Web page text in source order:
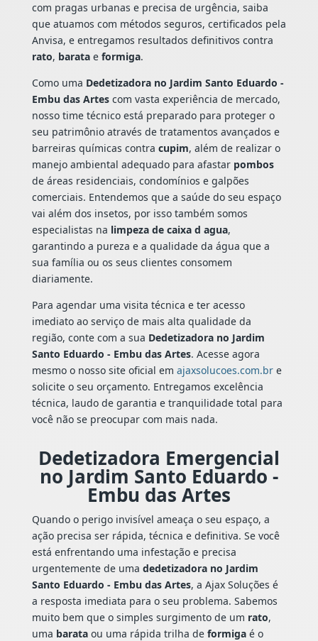
com pragas urbanas e precisa de urgência, saiba
que atuamos com métodos seguros, certificados pela
Anvisa, e entregamos resultados definitivos contra
rato, baratae formiga.
Como uma Dedetizadora no Jardim Santo Eduardo -
Embu das Artescom vasta experiência de mercado,
nosso time técnico está preparado para proteger o
seu patrimônio através de tratamentos avançados e
barreiras químicas contra cupim, além de realizar o
manejo ambiental adequado para afastar pombos
de áreas residenciais, condomínios e galpões
comerciais. Entendemos que a saúde do seu espaço
vai além dos insetos, por isso também somos
especialistas na limpeza de caixa d agua,
garantindo a pureza e a qualidade da água que a
sua família ou os seus clientes consomem
diariamente.
Para agendar uma visita técnica e ter acesso
imediato ao serviço de mais alta qualidade da
região, conte com a sua Dedetizadora no Jardim
Santo Eduardo - Embu das Artes. Acesse agora
mesmo o nosso site oficial em ajaxsolucoes.com.bre
solicite o seu orçamento. Entregamos excelência
técnica, laudo de garantia e tranquilidade total para
você não se preocupar com mais nada.
Dedetizadora Emergencial
no Jardim Santo Eduardo -
Embu das Artes
Quando o perigo invisível ameaça o seu espaço, a
ação precisa ser rápida, técnica e definitiva. Se você
está enfrentando uma infestação e precisa
urgentemente de uma dedetizadora no Jardim
Santo Eduardo - Embu das Artes, a Ajax Soluções é
a resposta imediata para o seu problema. Sabemos
muito bem que o simples surgimento de um rato,
uma barataou uma rápida trilha de formigaé o